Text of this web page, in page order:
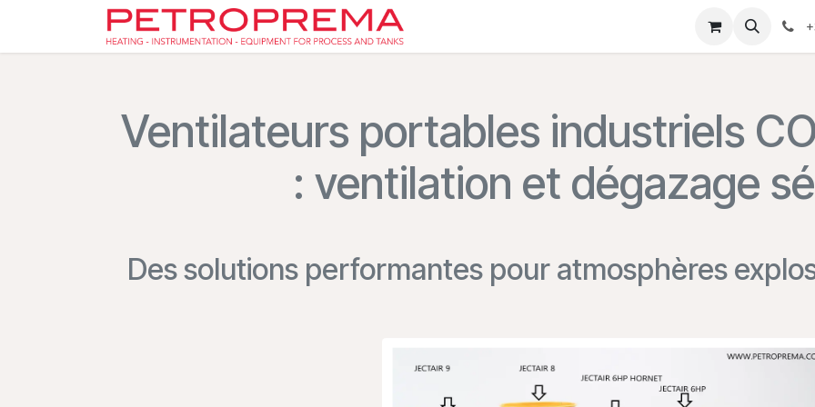
Contact us Conditions
Ventilateurs portables industriels
: ventilation et dégazage
Des solutions performantes pour atmosphères